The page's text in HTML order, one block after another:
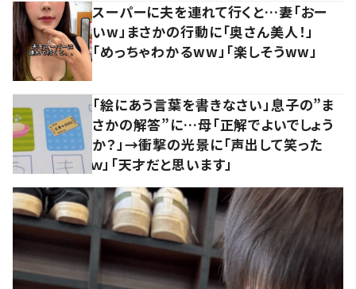
スーパーに夫を連れて行くと…妻「おー
いw」まさかの行動に「奥さん美人！」
「めっちゃわかるww」「楽しそうww」
「絵にあう言葉を書きなさい」息子の”ま
さかの解答”に…母「正解でよいでしょう
か？」→衝撃の光景に「声出して笑った
ｗ」「天才だと思います」